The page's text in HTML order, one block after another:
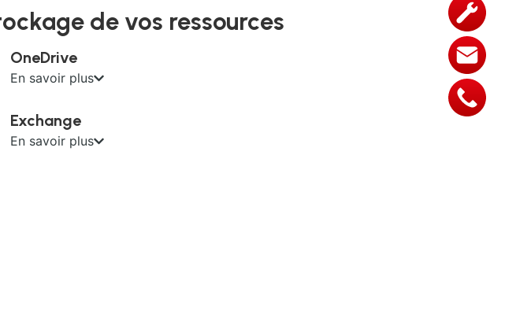
de vos ressources
OneDrive
En savoir plus
Exchange
En savoir plus